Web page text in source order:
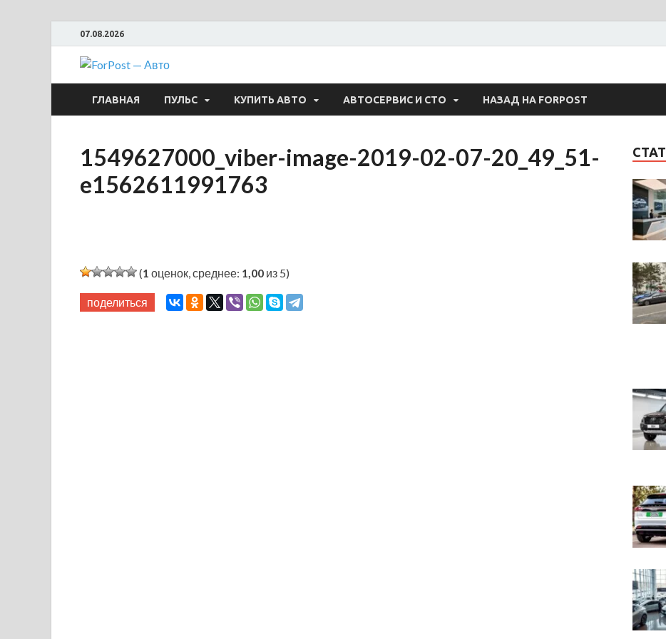
07.08.2026
ForPost — Авто
ГЛАВНАЯ ПУЛЬС КУПИТЬ АВТО АВТОСЕРВИС И СТО НАЗАД НА FORPOST
1549627000_viber-image-2019-02-07-20_49_51-
e1562611991763
(1 оценок, среднее: 1,00 из 5)
поделиться